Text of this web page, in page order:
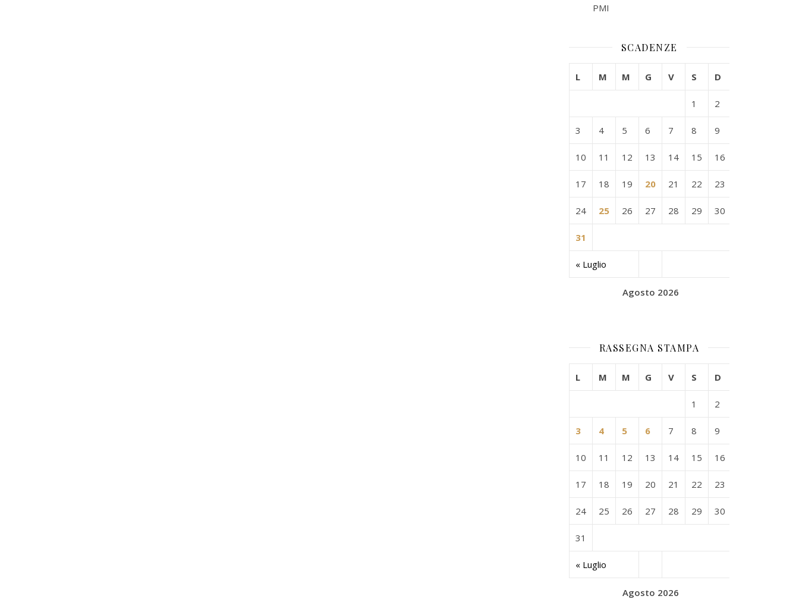
PMI
SCADENZE
Agosto 2026
L M M G V S D
« Luglio
1 2
3 4 5 6 7 8 9
10 11 12 13 14 15 16
17 18 19 20 21 22 23
24 25 26 27 28 29 30
31
RASSEGNA STAMPA
Agosto 2026
L M M G V S D
« Luglio
1 2
3 4 5 6 7 8 9
10 11 12 13 14 15 16
17 18 19 20 21 22 23
24 25 26 27 28 29 30
31